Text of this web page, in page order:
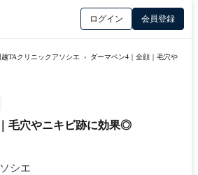
ログイン 会員登録
越TAクリニックアソシエ ›
ダーマペン4｜全顔｜毛穴や
毛穴やニキビ跡に効果◎
シエ